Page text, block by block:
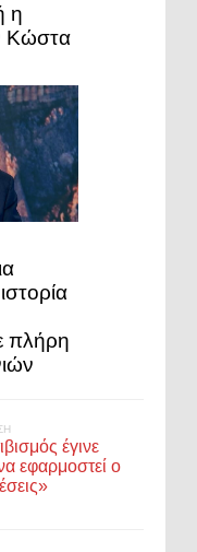
η
Κώστα
πλήρη
έγινε
εφαρμοστεί ο